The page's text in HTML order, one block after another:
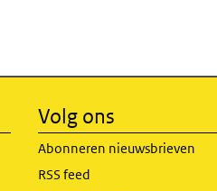
Volg ons
Abonneren nieuwsbrieven
RSS feed